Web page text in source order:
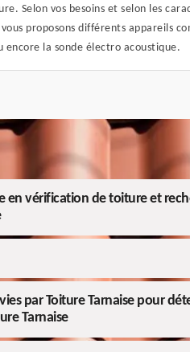
Selon vos besoins et selon les
proposons différents appareils
encore la sonde électro acoustique.
en vérification de toiture et
par Toiture Tarnaise pour
Tarnaise